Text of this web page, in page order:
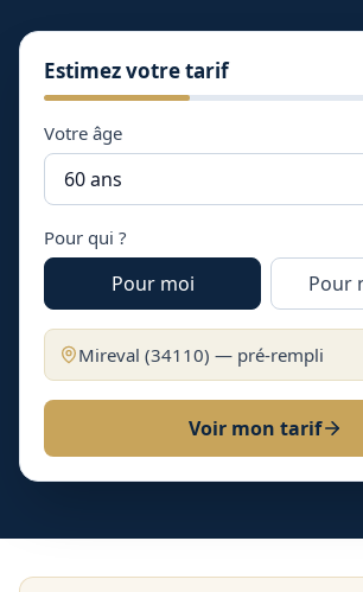
Estimez votre tarif
Votre âge
Pour qui ?
Pour moi Pour
Mireval (34110) — pré-rempli
Voir mon tarif